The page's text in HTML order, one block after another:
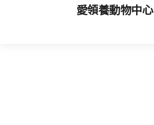
愛領養動物中心